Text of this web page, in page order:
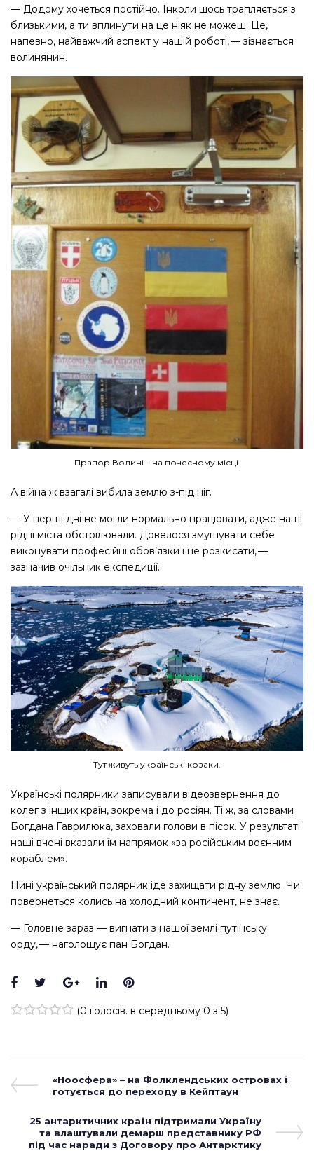
— Додому хочеться постійно. Інколи щось трапляється з
близькими, а ти вплинути на це ніяк не можеш. Це,
напевно, найважчий аспект у нашій роботі, — ​зізнається
волинянин.
Прапор Волині – на почесному місці.
А війна ж взагалі вибила землю з-під ніг.
— У перші дні не могли нормально працювати, адже наші
рідні міста обстрілювали. Довелося змушувати себе
виконувати професійні обов’язки і не розкисати, — ​
зазначив очільник експедиції.
Тут живуть українські козаки.
Українські полярники записували відеозвернення до
колег з інших країн, зокрема і до росіян. Ті ж, за словами
Богдана Гаврилюка, заховали голови в пісок. У результаті
наші вчені вказали їм напрямок «за російським воєнним
кораблем».
Нині український полярник іде захищати рідну землю. Чи
повернеться колись на холодний континент, не знає.
— Головне зараз — ​вигнати з нашої землі путінську
орду, — ​наголошує пан Богдан.
Facebook
TwitterGoogle+
LinkedInPinterest
(0 голосів. в середньому 0 з 5)
Навігація
записів
Previous
Post
«Ноосфера» – на Фолклендських островах і
готується до переходу в Кейптаун
Next
Post
25 антарктичних країн підтримали Україну
та влаштували демарш представнику РФ
під час наради з Договору про Антарктику